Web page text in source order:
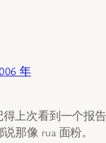
年
上次看到一个报
那像 rua 面粉。